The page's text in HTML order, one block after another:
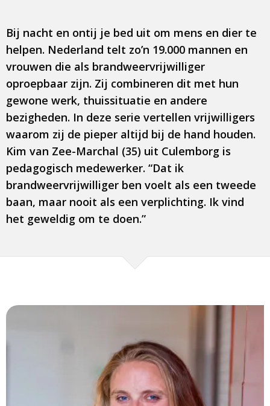
Bij nacht en ontij je bed uit om mens en dier te
helpen. Nederland telt zo’n 19.000 mannen en
vrouwen die als brandweervrijwilliger
oproepbaar zijn. Zij combineren dit met hun
gewone werk, thuissituatie en andere
bezigheden. In deze serie vertellen vrijwilligers
waarom zij de pieper altijd bij de hand houden.
Kim van Zee-Marchal (35) uit Culemborg is
pedagogisch medewerker. “Dat ik
brandweervrijwilliger ben voelt als een tweede
baan, maar nooit als een verplichting. Ik vind
het geweldig om te doen.”